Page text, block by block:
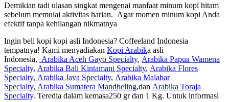
Demikian tadi ulasan singkat mengenai manfaat minum kopi hitam
sebelum memulai aktivitas harian. Agar momen minum kopi Anda
efektif tanpa kehilangan nikmatnya
Ingin beli kopi kopi asli Indonesia? Coffeeland Indonesia
tempatnya! Kami menyadiakan Kopi Arabika asli
Indonesia, Arabika Aceh Gayo Specialty, Arabika Papua Wamena
Specialty, Arabika Bali Kintamani Specialty, Arabika Flores
Specialty, Arabika Java Specialty, Arabika Malabar
Specialty, Arabika Sumatera Mandheling,dan Arabika Toraja
Specialty. Teredia dalam kemasa250 gr dan 1 Kg. Untuk informasi